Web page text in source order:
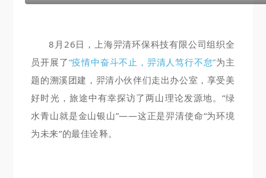
8月26日，上海羿清环保科技有限公司组织全
员开展了“疫情中奋斗不止，羿清人笃行不怠”为主
题的溯溪团建，羿清小伙伴们走出办公室，享受美
好时光，旅途中有幸探访了两山理论发源地。“绿
水青山就是金山银山”——这正是羿清使命“为环境
为未来”的最佳诠释。